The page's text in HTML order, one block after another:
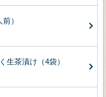
）
生茶漬け（4袋）